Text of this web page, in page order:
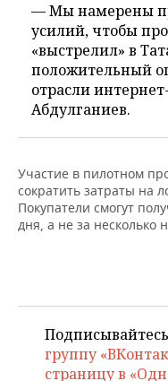
— Мы намерены
усилий, чтобы
«выстрелил» в
положительный
отрасли
Абдулганиев.
Участие в пилотном
сократить затраты на
Покупатели смогут
дня, а не за несколько
группу
страницу в